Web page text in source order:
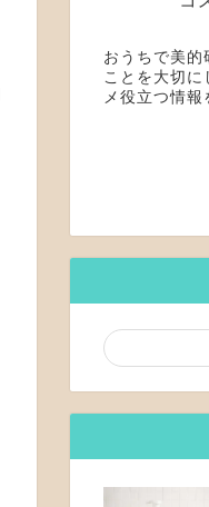
おうちで美的
ことを大切に
メ役立つ情報